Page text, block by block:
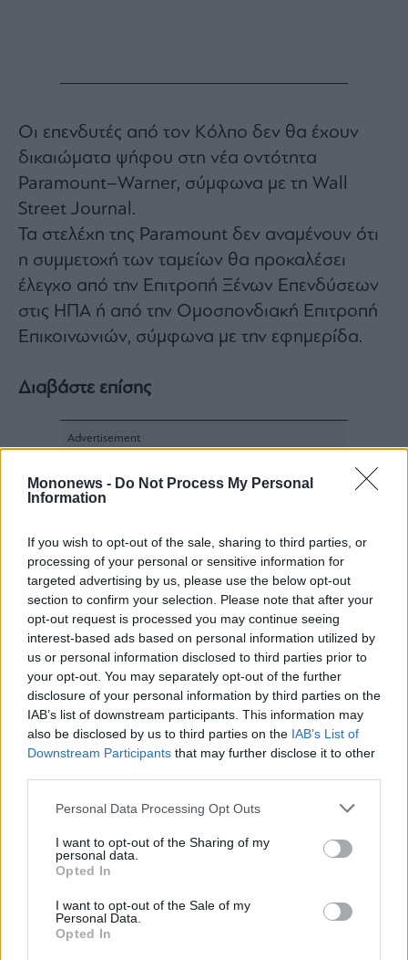
Mononews - Do Not Process My Personal
Information
If you wish to opt-out of the sale, sharing to third parties, or
processing of your personal or sensitive information for
targeted advertising by us, please use the below opt-out
section to confirm your selection. Please note that after your
opt-out request is processed you may continue seeing
interest-based ads based on personal information utilized by
us or personal information disclosed to third parties prior to
your opt-out. You may separately opt-out of the further
disclosure of your personal information by third parties on the
IAB’s list of downstream participants. This information may
also be disclosed by us to third parties on the IAB’s List of
Downstream Participants that may further disclose it to other
Personal Data Processing Opt Outs
I want to opt-out of the Sharing of my
personal data.
Opted In
I want to opt-out of the Sale of my
Personal Data.
Opted In
Οι επενδυτές από τον Κόλπο δεν θα έχουν
δικαιώματα ψήφου στη νέα οντότητα
Paramount–Warner, σύμφωνα με τη Wall
Street Journal.
Τα στελέχη της Paramount δεν αναμένουν ότι
η συμμετοχή των ταμείων θα προκαλέσει
έλεγχο από την Επιτροπή Ξένων Επενδύσεων
στις ΗΠΑ ή από την Ομοσπονδιακή Επιτροπή
Επικοινωνιών, σύμφωνα με την εφημερίδα.
Διαβάστε επίσης